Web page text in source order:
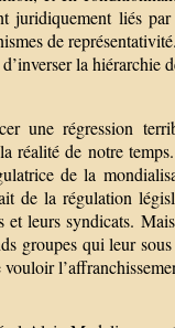
juridiquement liés
de
la hiérarchie
une régression
réalité de notre
de la
de la régulation
et leurs syndicats.
groupes qui leur
vouloir